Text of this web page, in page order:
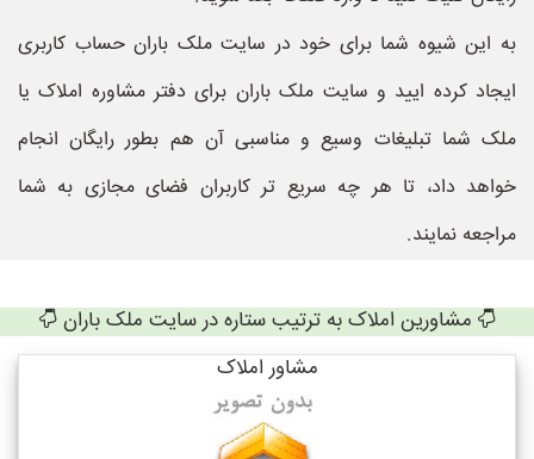
به این شیوه شما برای خود در سایت ملک باران حساب کاربری
ایجاد کرده ایید و سایت ملک باران برای دفتر مشاوره املاک یا
ملک شما تبلیغات وسیع و مناسبی آن هم بطور رایگان انجام
خواهد داد، تا هر چه سریع تر کاربران فضای مجازی به شما
مراجعه نمایند.
مشاورین املاک به ترتیب ستاره در سایت ملک باران
مشاور املاک